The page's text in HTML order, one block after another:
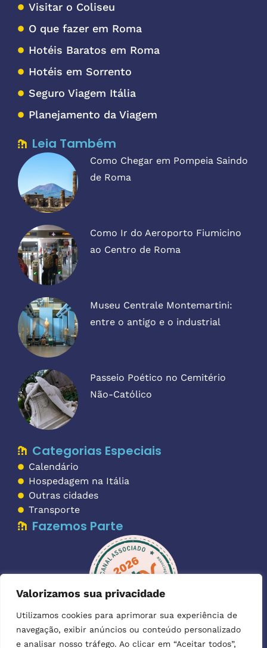
Valorizamos sua privacidade
Utilizamos cookies para aprimorar sua experiência de
navegação, exibir anúncios ou conteúdo personalizado
e analisar nosso tráfego. Ao clicar em “Aceitar todos”,
Visitar o Coliseu
O que fazer em Roma
Hotéis Baratos em Roma
Hotéis em Sorrento
Seguro Viagem Itália
Planejamento da Viagem
Leia Também
Como Chegar em Pompeia Saindo
de Roma
Como Ir do Aeroporto Fiumicino
ao Centro de Roma
Museu Centrale Montemartini:
entre o antigo e o industrial
Passeio Poético no Cemitério
Não-Católico
Categorias Especiais
Calendário
Hospedagem na Itália
Outras cidades
Transporte
Fazemos Parte
Imagens:as imagens utilizadas para ilustrar os textos foram